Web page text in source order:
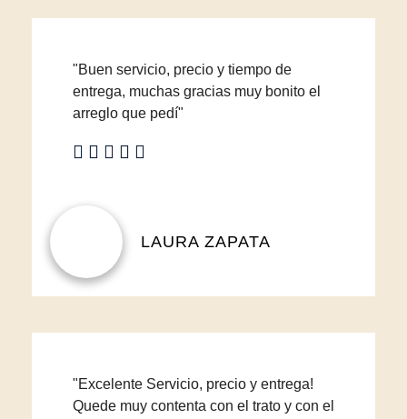
"Buen servicio, precio y tiempo de
entrega, muchas gracias muy bonito el
arreglo que pedí"
LAURA ZAPATA
"Excelente Servicio, precio y entrega!
Quede muy contenta con el trato y con el